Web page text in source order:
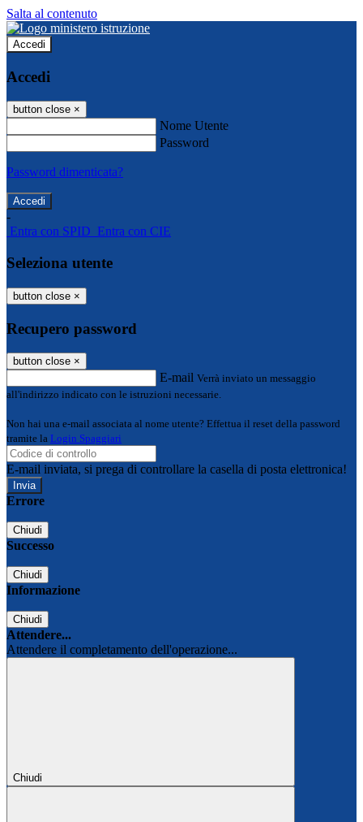
Salta al contenuto
Accedi
Accedi
button close ×
Nome Utente
Password
Password dimenticata?
-
Entra con SPID Entra con CIE
Seleziona utente
button close ×
Recupero password
button close ×
E-mail Verrà inviato un messaggio
all'indirizzo indicato con le istruzioni necessarie.
Non hai una e-mail associata al nome utente? Effettua il reset della password
tramite la Login Spaggiari
E-mail inviata, si prega di controllare la casella di posta elettronica!
Errore
Chiudi
Successo
Chiudi
Informazione
Chiudi
Attendere...
Attendere il completamento dell'operazione...
Chiudi